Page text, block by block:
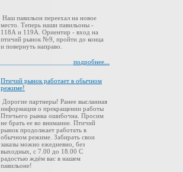
Наш павильон переехал на новое
место. Теперь наши павильоны -
118А и 119А. Ориентир - вход на
птичий рынок №9, пройти до конца
и повернуть направо.
подробнее...
Птичий рынок работает в обычном
режиме!
Дорогие партнеры! Ранее высланная
информация о прекращении работы
Птичьего рынка ошибочна. Просим
не брать ее во внимание. Птичий
рынок продолжает работать в
обычном режиме. Забирать свои
заказы можно ежедневно, без
выходных, с 7.00 до 18.00 С
радостью ждём вас в нашем
павильоне!